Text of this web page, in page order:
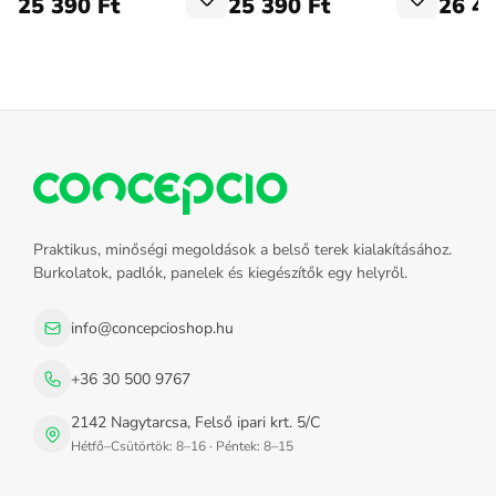
25 390 Ft 25 390 Ft 26
Praktikus, minőségi megoldások a belső terek kialakításához.
Burkolatok, padlók, panelek és kiegészítők egy helyről.
info@concepcioshop.hu
+36 30 500 9767
2142 Nagytarcsa, Felső ipari krt. 5/C
Hétfő–Csütörtök: 8–16 · Péntek: 8–15